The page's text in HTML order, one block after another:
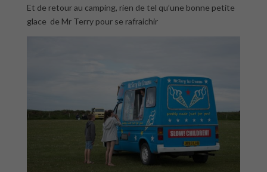
Et de retour au camping, rien de tel qu’une bonne petite
glace de Mr Terry pour se rafraichir